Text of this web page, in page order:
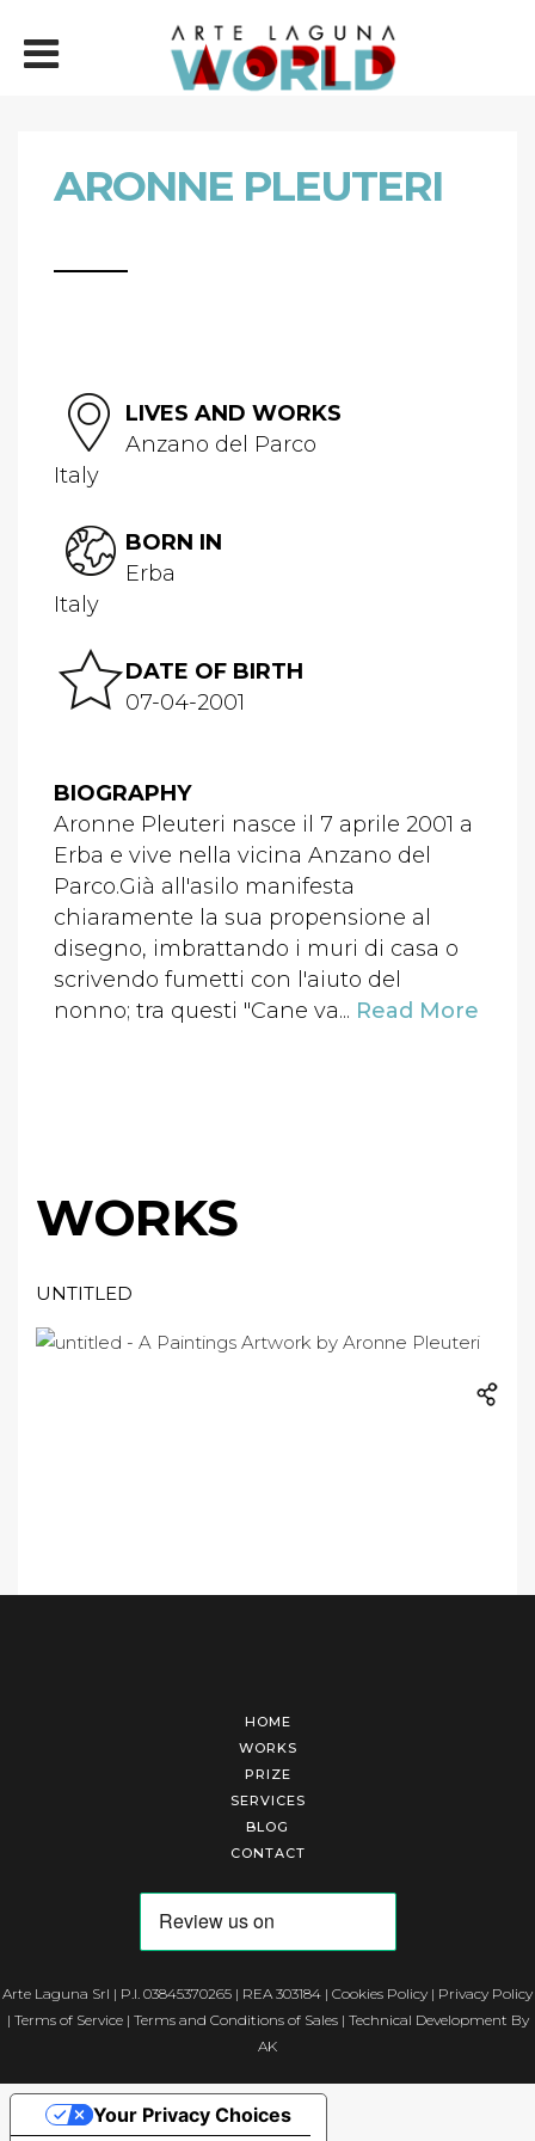
ARONNE PLEUTERI
LIVES AND WORKS
Anzano del Parco
Italy
BORN IN
Erba
Italy
DATE OF BIRTH
07-04-2001
BIOGRAPHY
Aronne Pleuteri nasce il 7 aprile 2001 a
Erba e vive nella vicina Anzano del
Parco.Già all'asilo manifesta
chiaramente la sua propensione al
disegno, imbrattando i muri di casa o
scrivendo fumetti con l'aiuto del
nonno; tra questi "Cane va... Read More
WORKS
UNTITLED
HOME
WORKS
PRIZE
SERVICES
BLOG
CONTACT
Arte Laguna Srl | P.I. 03845370265 | REA 303184 | Cookies Policy | Privacy Policy
| Terms of Service| Terms and Conditions of Sales| Technical Development By
AK
Your Privacy Choices